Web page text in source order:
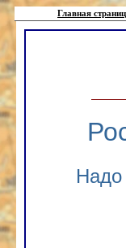
Главная
Надо